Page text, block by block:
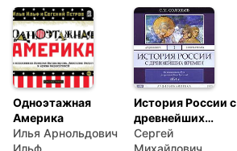
Одноэтажная
Америка
Илья Арнольдович
Ильф
История России с
древнейших
времен. Том 1
Сергей
Михайлович